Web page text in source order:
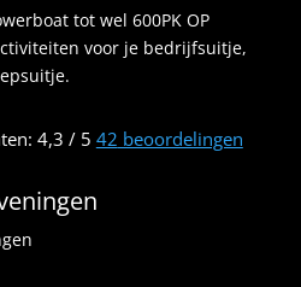
tot wel 600PK OP
voor je bedrijfsuitje,
4,3 / 5 42 beoordelingen